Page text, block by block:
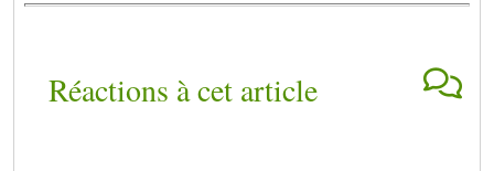
Réactions à cet article